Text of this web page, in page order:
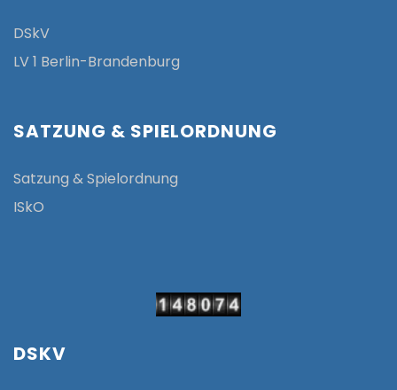
DSkV
LV 1 Berlin-Brandenburg
SATZUNG & SPIELORDNUNG
Satzung & Spielordnung
ISkO
DSKV